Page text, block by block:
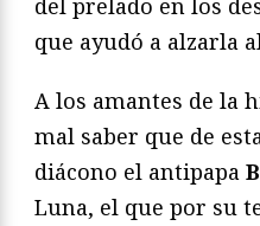
que ayudó a alzarla
A los amantes de la
mal saber que de
diácono el antipapa
Luna, el que por su